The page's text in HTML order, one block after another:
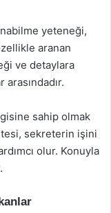
yeteneği,
aranan
ve detaylara
sahip olmak
sekreterin işini
olur. Konuyla